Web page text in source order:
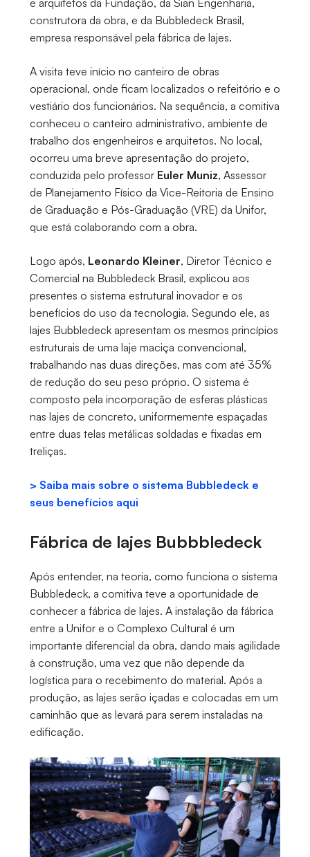
e arquitetos da Fundação, da Sian Engenharia,
construtora da obra, e da Bubbledeck Brasil,
empresa responsável pela fábrica de lajes.
A visita teve início no canteiro de obras
operacional, onde ficam localizados o refeitório e o
vestiário dos funcionários. Na sequência, a comitiva
conheceu o canteiro administrativo, ambiente de
trabalho dos engenheiros e arquitetos. No local,
ocorreu uma breve apresentação do projeto,
conduzida pelo professor Euler Muniz, Assessor
de Planejamento Físico da Vice-Reitoria de Ensino
de Graduação e Pós-Graduação (VRE) da Unifor,
que está colaborando com a obra.
Logo após, Leonardo Kleiner, Diretor Técnico e
Comercial na Bubbledeck Brasil, explicou aos
presentes o sistema estrutural inovador e os
benefícios do uso da tecnologia. Segundo ele, as
lajes Bubbledeck apresentam os mesmos princípios
estruturais de uma laje maciça convencional,
trabalhando nas duas direções, mas com até 35%
de redução do seu peso próprio. O sistema é
composto pela incorporação de esferas plásticas
nas lajes de concreto, uniformemente espaçadas
entre duas telas metálicas soldadas e fixadas em
treliças.
> Saiba mais sobre o sistema Bubbledeck e
seus benefícios aqui
Fábrica de lajes Bubbbledeck
Após entender, na teoria, como funciona o sistema
Bubbledeck, a comitiva teve a oportunidade de
conhecer a fábrica de lajes. A instalação da fábrica
entre a Unifor e o Complexo Cultural é um
importante diferencial da obra, dando mais agilidade
à construção, uma vez que não depende da
logística para o recebimento do material. Após a
produção, as lajes serão içadas e colocadas em um
caminhão que as levará para serem instaladas na
edificação.